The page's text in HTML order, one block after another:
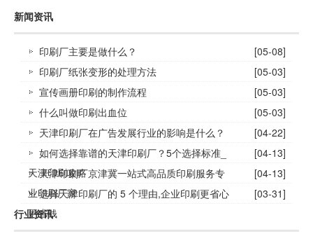
新闻资讯
印刷厂主要是做什么？
[05-08]
印刷厂纸张变形的处理方法
[05-03]
宣传画册印刷的制作流程
[05-03]
什么叫做印刷出血位
[05-03]
天津印刷厂在广告发展行业的影响是什么？
[04-22]
如何选择靠谱的天津印刷厂？5个选择标准_
天津印刷攻略
[04-13]
天津印刷厂京津冀一站式高品质印刷服务专
业印刷厂家
[04-13]
选择天津印刷厂的 5 个理由,企业印刷更省心
更省钱
[03-31]
行业资讯